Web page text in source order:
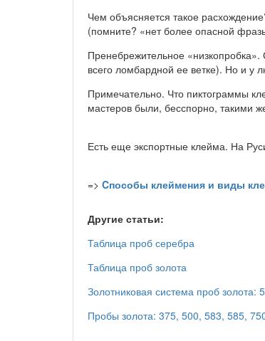
Чем объясняется такое
(помните? «нет более опасной
Пренебрежительное
всего ломбардной ее ветке). Но и у
Примечательно. Что пиктограммы
мастеров были, бесспорно, такими
Есть еще экспортные клейма. На
=> Cпособы клеймения и виды
Другие статьи:
Таблица проб серебра
Таблица проб золота
Золотниковая система проб
Пробы золота: 375, 500, 583, 585,